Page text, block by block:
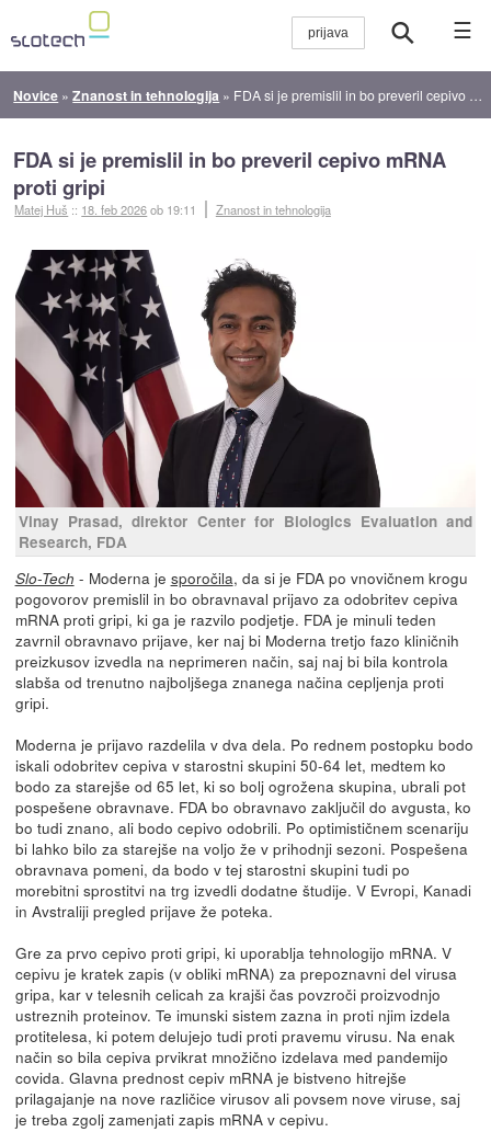
☰
Novice »Znanost in tehnologija » FDA si je premislil in bo preveril cepivo mRNA proti gripi
FDA si je premislil in bo preveril cepivo mRNA
proti gripi
Matej Huš :: 18. feb 2026ob 19:11 Znanost in tehnologija
Vinay Prasad, direktor Center for Biologics Evaluation and
Research, FDA
Slo-Tech - Moderna je sporočila, da si je FDA po vnovičnem krogu
pogovorov premislil in bo obravnaval prijavo za odobritev cepiva
mRNA proti gripi, ki ga je razvilo podjetje. FDA je minuli teden
zavrnil obravnavo prijave, ker naj bi Moderna tretjo fazo kliničnih
preizkusov izvedla na neprimeren način, saj naj bi bila kontrola
slabša od trenutno najboljšega znanega načina cepljenja proti
gripi.
Moderna je prijavo razdelila v dva dela. Po rednem postopku bodo
iskali odobritev cepiva v starostni skupini 50-64 let, medtem ko
bodo za starejše od 65 let, ki so bolj ogrožena skupina, ubrali pot
pospešene obravnave. FDA bo obravnavo zaključil do avgusta, ko
bo tudi znano, ali bodo cepivo odobrili. Po optimističnem scenariju
bi lahko bilo za starejše na voljo že v prihodnji sezoni. Pospešena
obravnava pomeni, da bodo v tej starostni skupini tudi po
morebitni sprostitvi na trg izvedli dodatne študije. V Evropi, Kanadi
in Avstraliji pregled prijave že poteka.
Gre za prvo cepivo proti gripi, ki uporablja tehnologijo mRNA. V
cepivu je kratek zapis (v obliki mRNA) za prepoznavni del virusa
gripa, kar v telesnih celicah za krajši čas povzroči proizvodnjo
ustreznih proteinov. Te imunski sistem zazna in proti njim izdela
protitelesa, ki potem delujejo tudi proti pravemu virusu. Na enak
način so bila cepiva prvikrat množično izdelava med pandemijo
covida. Glavna prednost cepiv mRNA je bistveno hitrejše
prilagajanje na nove različice virusov ali povsem nove viruse, saj
je treba zgolj zamenjati zapis mRNA v cepivu.